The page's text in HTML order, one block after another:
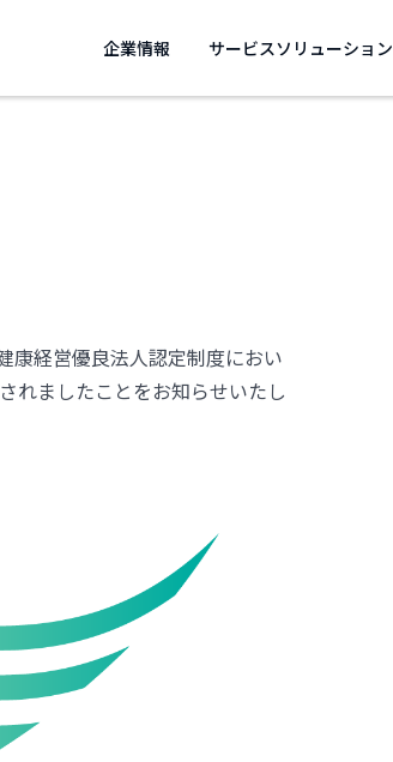
企業情報 サービスソリューション
康経営優良法人認定制度におい
れましたことをお知らせいたし